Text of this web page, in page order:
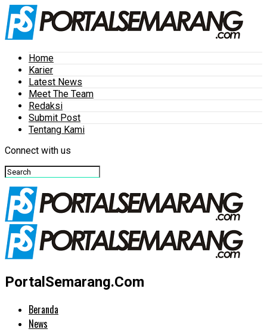
Home
Karier
Latest News
Meet The Team
Redaksi
Submit Post
Tentang Kami
Connect with us
PortalSemarang.Com
Beranda
News